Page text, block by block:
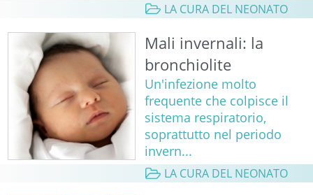
LA CURA DEL NEONATO
Mali invernali: la
bronchiolite
Un'infezione molto
frequente che colpisce il
sistema respiratorio,
soprattutto nel periodo
invern...
LA CURA DEL NEONATO